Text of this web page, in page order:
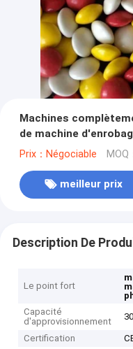
Machines
de machine
les sorties élevées
Prix：Négociable MOQ
meilleur prix
Description De
Le point fort
Capacité
d'approvisionnement
Certification